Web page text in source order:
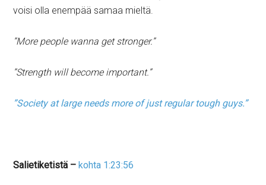
voisi olla enempää samaa mieltä.
”More people wanna get stronger.”
”Strength will become important.”
”Society at large needs more of just regular tough guys.”
Salietiketistä –kohta 1:23:56